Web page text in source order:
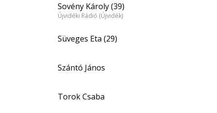
Sovény Károly (39)
Újvidéki Rádió (Újvidék)
Süveges Eta (29)
Szántó János
Torok Csaba